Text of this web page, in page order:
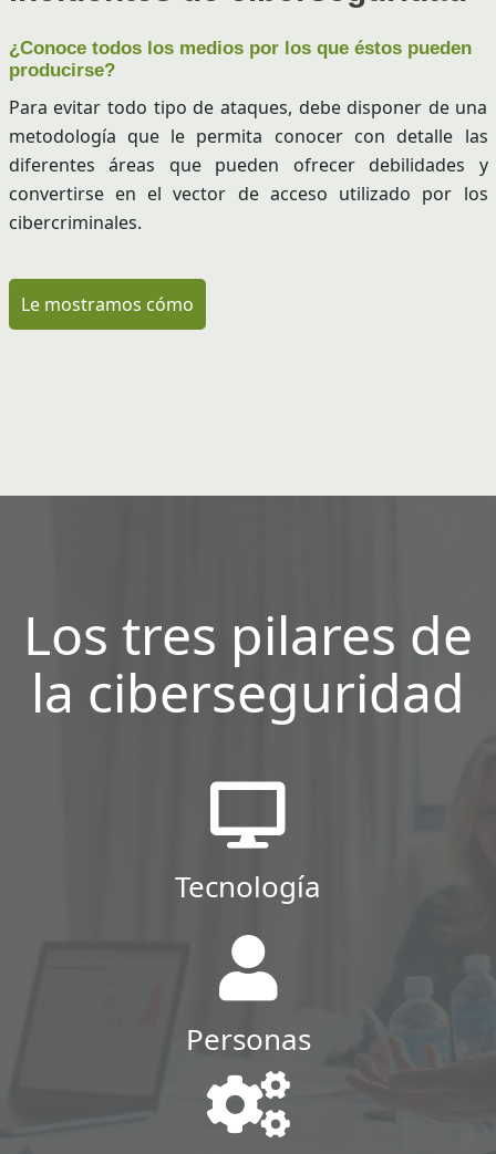
¿Conoce todos los medios por los que éstos pueden
producirse?
Para evitar todo tipo de ataques, debe disponer de una
metodología que le permita conocer con detalle las
diferentes áreas que pueden ofrecer debilidades y
convertirse en el vector de acceso utilizado por los
cibercriminales.
Le mostramos cómo
Los tres pilares de
la ciberseguridad
Tecnología
Personas